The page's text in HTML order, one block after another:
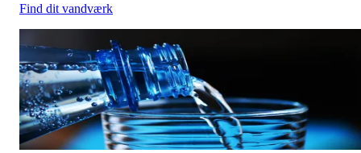
Find dit vandværk